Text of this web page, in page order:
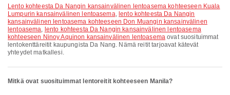
lento kohteesta Da Nangin kansainvälinen lentoasema kohteeseen Kuala
Lumpurin kansainvälinen lentoasema, lento kohteesta Da Nangin
kansainvälinen lentoasema kohteeseen Don Muangin kansainvälinen
lentoasema, lento kohteesta Da Nangin kansainvälinen lentoasema
kohteeseen Ninoy Aquinon kansainvälinen lentoasema ovat suosituimmat
lentokenttäreitit kaupungista Da Nang. Nämä reitit tarjoavat kätevät
yhteydet matkallesi.
Mitkä ovat suosituimmat lentoreitit kohteeseen Manila?